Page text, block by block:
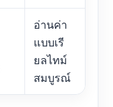
อ่านค่า
แบบเรี
ยลไทม์
สมบูรณ์